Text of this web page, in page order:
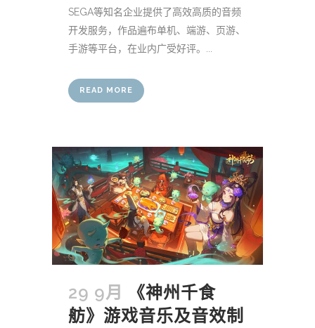
SEGA等知名企业提供了高效高质的音频
开发服务，作品遍布单机、端游、页游、
手游等平台，在业内广受好评。...
READ MORE
29 9月
《神州千食
舫》游戏音乐及音效制